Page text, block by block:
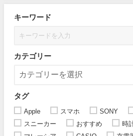
キーワード
カテゴリー
タグ
Apple スマホ SONY
スニーカー
おすすめ 時